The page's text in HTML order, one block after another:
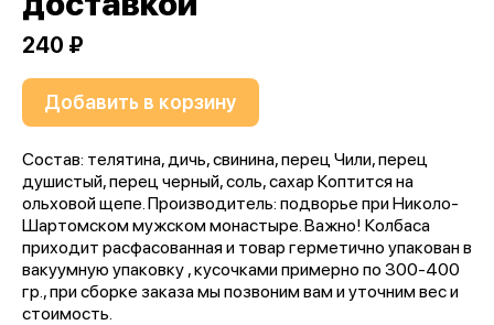
240 ₽
Добавить в корзину
Состав: телятина, дичь, свинина, перец Чили, перец
душистый, перец черный, соль, сахар Коптится на
ольховой щепе. Производитель: подворье при Николо-
Шартомском мужском монастыре. Важно! Колбаса
приходит расфасованная и товар герметично упакован в
вакуумную упаковку , кусочками примерно по 300-400
гр., при сборке заказа мы позвоним вам и уточним вес и
стоимость.